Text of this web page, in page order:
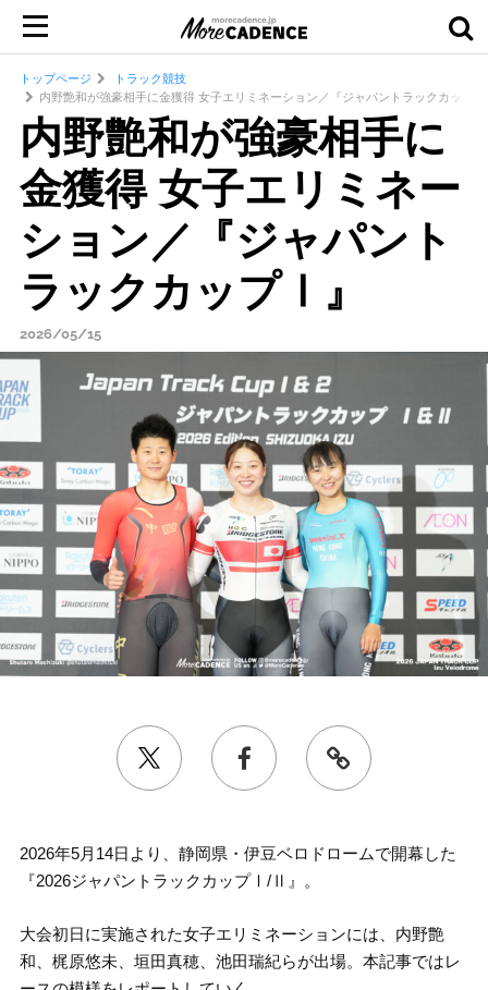
トップページ
トラック競技
内野艶和が強豪相手に金獲得 女子エリミネーション／『ジャパントラックカップⅠ
内野艶和が強豪相手に
金獲得 女子エリミネー
ション／『ジャパント
ラックカップⅠ』
2026/05/15
2026年5月14日より、静岡県・伊豆ベロドロームで開幕した
『2026ジャパントラックカップⅠ/Ⅱ』。
大会初日に実施された女子エリミネーションには、内野艶
和、梶原悠未、垣田真穂、池田瑞紀らが出場。本記事ではレ